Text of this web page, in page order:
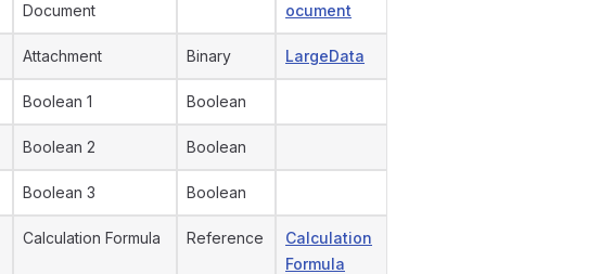
Document
ocument
Attachment Binary LargeData
Boolean 1 Boolean
Boolean 2 Boolean
Boolean 3 Boolean
Calculation Formula Reference
Calculation
Formula